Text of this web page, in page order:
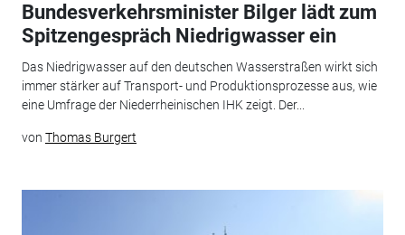
Bundesverkehrsminister Bilger lädt zum
Spitzengespräch Niedrigwasser ein
Das Niedrigwasser auf den deutschen Wasserstraßen wirkt sich
immer stärker auf Transport- und Produktionsprozesse aus, wie
eine Umfrage der Niederrheinischen IHK zeigt. Der...
von Thomas Burgert